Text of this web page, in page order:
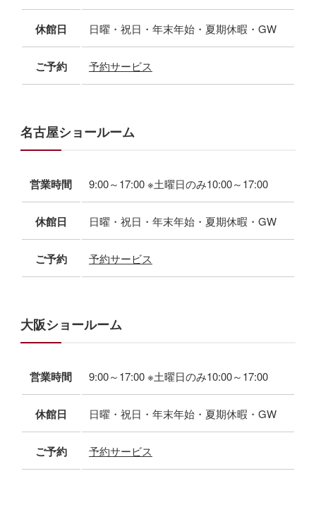
休館日 日曜・祝日・年末年始・夏期休暇・GW
ご予約 予約サービス
名古屋ショールーム
営業時間 9:00～17:00 ※土曜日のみ10:00～17:00
休館日 日曜・祝日・年末年始・夏期休暇・GW
ご予約 予約サービス
大阪ショールーム
営業時間 9:00～17:00 ※土曜日のみ10:00～17:00
休館日 日曜・祝日・年末年始・夏期休暇・GW
ご予約 予約サービス